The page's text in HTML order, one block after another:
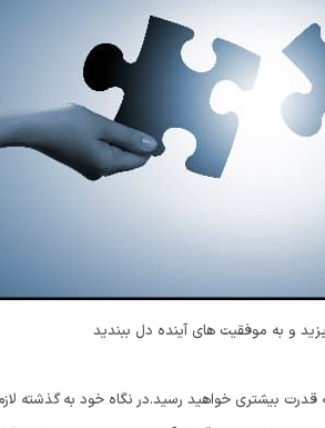
و به موفقیت های آینده دل ببندید
بیشتری خواهید رسید.در نگاه خود به گذشته